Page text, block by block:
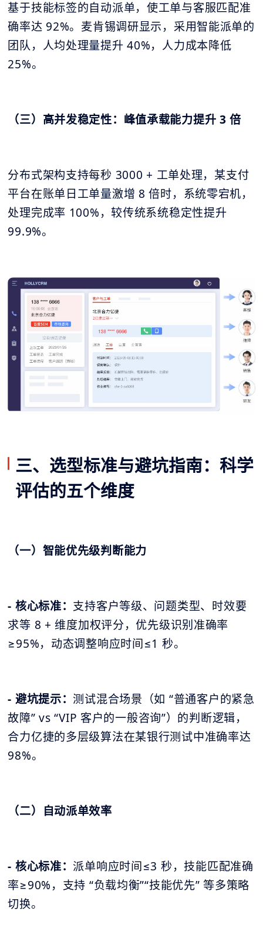
基于技能标签的自动派单，使工单与客服匹配准
确率达 92%。麦肯锡调研显示，采用智能派单的
团队，人均处理量提升 40%，人力成本降低
25%。
（三）高并发稳定性：峰值承载能力提升 3 倍
分布式架构支持每秒 3000 + 工单处理，某支付
平台在账单日工单量激增 8 倍时，系统零宕机，
处理完成率 100%，较传统系统稳定性提升
99.9%。
三、选型标准与避坑指南：科学
评估的五个维度
（一）智能优先级判断能力
- 核心标准： 支持客户等级、问题类型、时效要
求等 8 + 维度加权评分，优先级识别准确率
≥95%，动态调整响应时间≤1 秒。
- 避坑提示： 测试混合场景（如 “普通客户的紧急
故障” vs “VIP 客户的一般咨询”）的判断逻辑，
合力亿捷的多层级算法在某银行测试中准确率达
98%。
（二）自动派单效率
- 核心标准： 派单响应时间≤3 秒，技能匹配准确
率≥90%，支持 “负载均衡”“技能优先” 等多策略
切换。